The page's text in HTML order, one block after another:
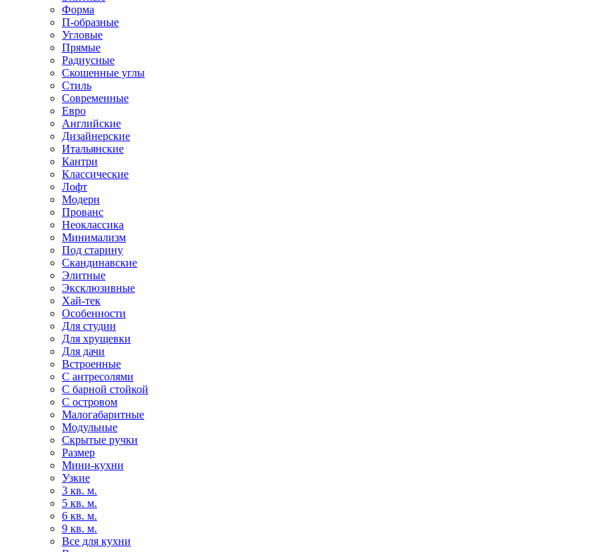
Форма
П-образные
Угловые
Прямые
Радиусные
Скошенные углы
Стиль
Современные
Евро
Английские
Дизайнерские
Итальянские
Кантри
Классические
Лофт
Модерн
Прованс
Неоклассика
Минимализм
Под старину
Скандинавские
Элитные
Эксклюзивные
Хай-тек
Особенности
Для студии
Для хрущевки
Для дачи
Встроенные
С антресолями
С барной стойкой
С островом
Малогабаритные
Модульные
Скрытые ручки
Размер
Мини-кухни
Узкие
3 кв. м.
5 кв. м.
6 кв. м.
9 кв. м.
Все для кухни